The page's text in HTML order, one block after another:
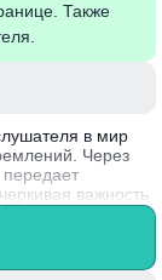
Также
в мир
Через
важность
трек как бы
смотреть в